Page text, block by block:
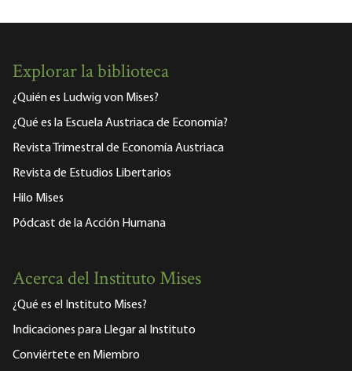
Explorar la biblioteca
¿Quién es Ludwig von Mises?
¿Qué es la Escuela Austriaca de Economía?
Revista Trimestral de Economía Austriaca
Revista de Estudios Libertarios
Hilo Mises
Pódcast de la Acción Humana
Acerca del Instituto Mises
¿Qué es el Instituto Mises?
Indicaciones para Llegar al Instituto
Conviértete en Miembro